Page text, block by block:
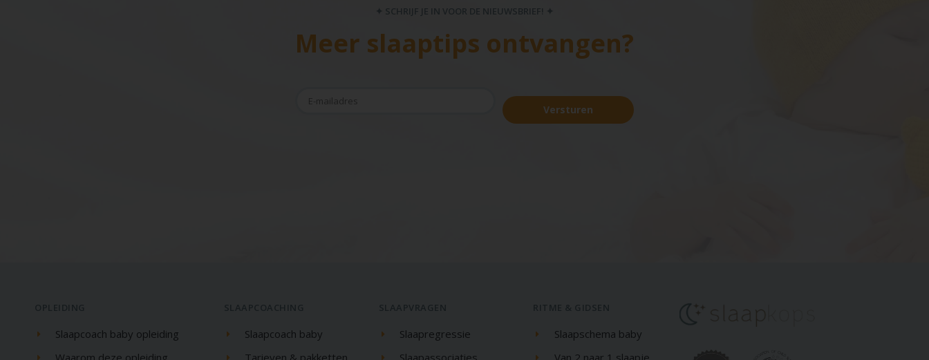
✦ SCHRIJF JE IN VOOR DE NIEUWSBRIEF! ✦
Meer slaaptips ontvangen?
Versturen
Slaapcoach baby opleiding
Waarom deze opleiding
Slaapcoach baby
Tarieven & pakketten
Slaapregressie
Slaapassociaties
Slaapschema baby
Van 2 naar 1 slaapje